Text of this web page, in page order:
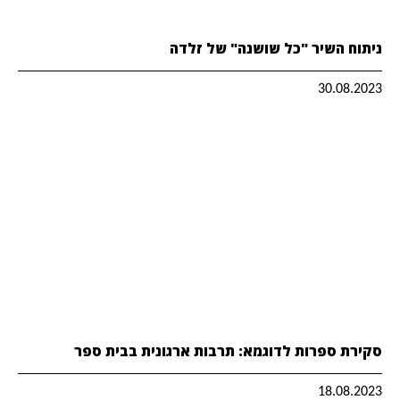
ניתוח השיר "כל שושנה" של זלדה
30.08.2023
סקירת ספרות לדוגמא: תרבות ארגונית בבית ספר
18.08.2023